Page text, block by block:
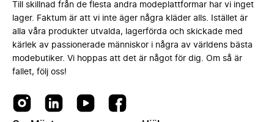
Till skillnad från de flesta andra modeplattformar har vi inget
lager. Faktum är att vi inte äger några kläder alls. Istället är
alla våra produkter utvalda, lagerförda och skickade med
kärlek av passionerade människor i några av världens bästa
modebutiker. Vi hoppas att det är något för dig. Om så är
fallet, följ oss!